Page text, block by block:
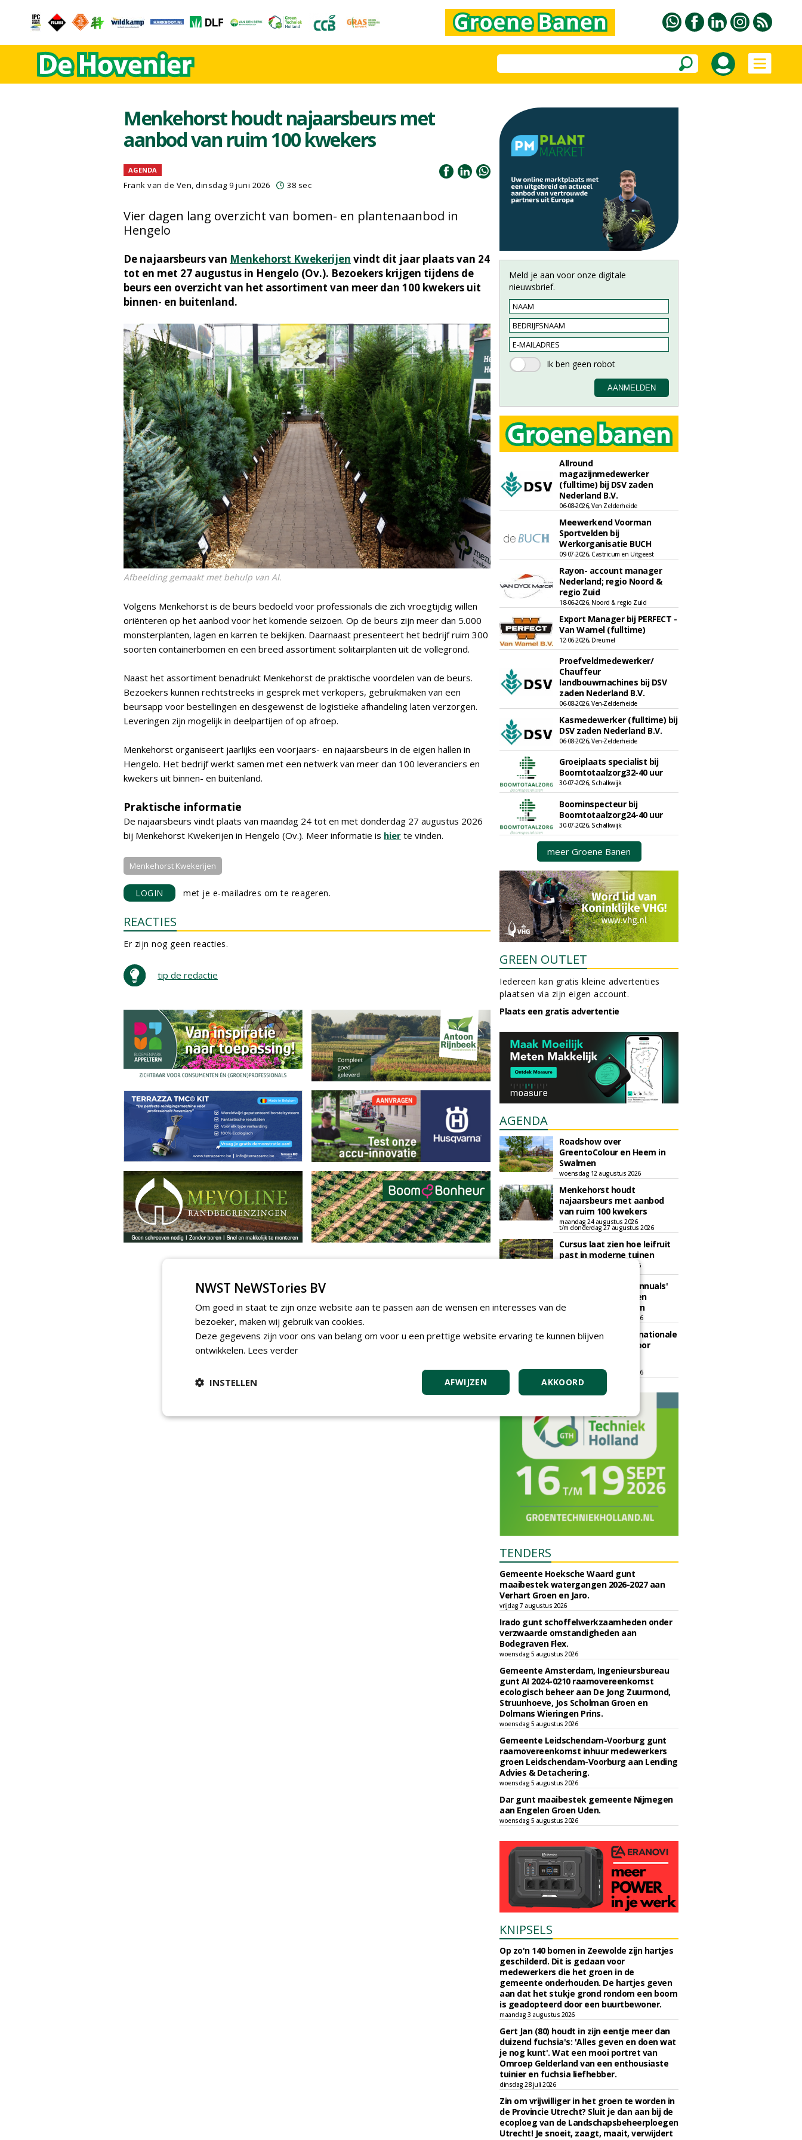
Menkehorst houdt najaarsbeurs met
aanbod van ruim 100 kwekers
AGENDA
Frank van de Ven, dinsdag 9 juni 2026 38 sec
Vier dagen lang overzicht van bomen- en plantenaanbod in
Hengelo
De najaarsbeurs van Menkehorst Kwekerijen vindt dit jaar plaats van 24
tot en met 27 augustus in Hengelo (Ov.). Bezoekers krijgen tijdens de
beurs een overzicht van het assortiment van meer dan 100 kwekers uit
binnen- en buitenland.
Afbeelding gemaakt met behulp van AI.
Volgens Menkehorst is de beurs bedoeld voor professionals die zich vroegtijdig willen
oriënteren op het aanbod voor het komende seizoen. Op de beurs zijn meer dan 5.000
monsterplanten, lagen en karren te bekijken. Daarnaast presenteert het bedrijf ruim 300
soorten containerbomen en een breed assortiment solitairplanten uit de vollegrond.
Naast het assortiment benadrukt Menkehorst de praktische voordelen van de beurs.
Bezoekers kunnen rechtstreeks in gesprek met verkopers, gebruikmaken van een
beursapp voor bestellingen en desgewenst de logistieke afhandeling laten verzorgen.
Leveringen zijn mogelijk in deelpartijen of op afroep.
Menkehorst organiseert jaarlijks een voorjaars- en najaarsbeurs in de eigen hallen in
Hengelo. Het bedrijf werkt samen met een netwerk van meer dan 100 leveranciers en
kwekers uit binnen- en buitenland.
Praktische informatie
De najaarsbeurs vindt plaats van maandag 24 tot en met donderdag 27 augustus 2026
bij Menkehorst Kwekerijen in Hengelo (Ov.). Meer informatie is hier te vinden.
Menkehorst Kwekerijen
LOGIN met je e-mailadres om te reageren.
REACTIES
Er zijn nog geen reacties.
tip de redactie
Meld je aan voor onze digitale
nieuwsbrief.
Allround
magazijnmedewerker
(fulltime) bij DSV zaden
Nederland B.V.
06-08-2026, Ven Zelderheide
Meewerkend Voorman
Sportvelden bij
Werkorganisatie BUCH
09-07-2026, Castricum en Uitgeest
Rayon- account manager
Nederland; regio Noord &
regio Zuid
18-06-2026, Noord & regio Zuid
Export Manager bij PERFECT -
Van Wamel (fulltime)
12-06-2026, Dreumel
Proefveldmedewerker/
Chauffeur
landbouwmachines bij DSV
zaden Nederland B.V.
06-08-2026, Ven-Zelderheide
Kasmedewerker (fulltime) bij
DSV zaden Nederland B.V.
06-08-2026, Ven-Zelderheide
Groeiplaats specialist bij
Boomtotaalzorg32-40 uur
30-07-2026, Schalkwijk
Boominspecteur bij
Boomtotaalzorg24-40 uur
30-07-2026, Schalkwijk
meer Groene Banen
GREEN OUTLET
Iedereen kan gratis kleine advertenties
plaatsen via zijn eigen account.
Plaats een gratis advertentie
AGENDA
Roadshow over
GreentoColour en Heem in
Swalmen
woensdag 12 augustus 2026
Menkehorst houdt
najaarsbeurs met aanbod
van ruim 100 kwekers
maandag 24 augustus 2026
t/m donderdag 27 augustus 2026
Cursus laat zien hoe leifruit
past in moderne tuinen
woensdag 26 augustus 2026
Vakdag 'All About Annuals'
zet eenjarige planten
centraal in Appeltern
donderdag 27 augustus 2026
GaLaBau 2026: internationale
ontmoetingsplek voor
t/m vrijdag 18 september 2026
TENDERS
Gemeente Hoeksche Waard gunt
maaibestek watergangen 2026-2027 aan
Verhart Groen en Jaro.
vrijdag 7 augustus 2026
Irado gunt schoffelwerkzaamheden onder
verzwaarde omstandigheden aan
Bodegraven Flex.
woensdag 5 augustus 2026
Gemeente Amsterdam, Ingenieursbureau
gunt AI 2024-0210 raamovereenkomst
ecologisch beheer aan De Jong Zuurmond,
Struunhoeve, Jos Scholman Groen en
Dolmans Wieringen Prins.
woensdag 5 augustus 2026
Gemeente Leidschendam-Voorburg gunt
raamovereenkomst inhuur medewerkers
groen Leidschendam-Voorburg aan Lending
Advies & Detachering.
woensdag 5 augustus 2026
Dar gunt maaibestek gemeente Nijmegen
aan Engelen Groen Uden.
woensdag 5 augustus 2026
KNIPSELS
Op zo'n 140 bomen in Zeewolde zijn hartjes
geschilderd. Dit is gedaan voor
medewerkers die het groen in de
gemeente onderhouden. De hartjes geven
aan dat het stukje grond rondom een boom
is geadopteerd door een buurtbewoner.
maandag 3 augustus 2026
Gert Jan (80) houdt in zijn eentje meer dan
duizend fuchsia's: 'Alles geven en doen wat
je nog kunt'. Wat een mooi portret van
Omroep Gelderland van een enthousiaste
tuinier en fuchsia liefhebber.
dinsdag 28 juli 2026
Zin om vrijwilliger in het groen te worden in
de Provincie Utrecht? Sluit je dan aan bij de
ecoploeg van de Landschapsbeheerploegen
Utrecht! Je snoeit, zaagt, maait, verwijdert
NWST NeWSTories BV
Om goed in staat te zijn onze website aan te passen aan de wensen en interesses van de
bezoeker, maken wij gebruik van cookies.
Deze gegevens zijn voor ons van belang om voor u een prettige website ervaring te kunnen blijven
ontwikkelen. Lees verder
AKKOORD
AFWIJZEN
INSTELLEN